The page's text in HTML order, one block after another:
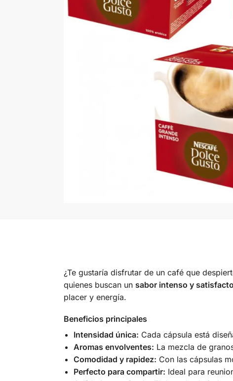
¿Te gustaría disfrutar de un café que
quienes buscan un sabor intenso y
placer y energía.
Beneficios principales
Intensidad única: Cada cápsula está
Aromas envolventes: La mezcla de
Comodidad y rapidez: Con las cápsulas
Perfecto para compartir: Ideal para